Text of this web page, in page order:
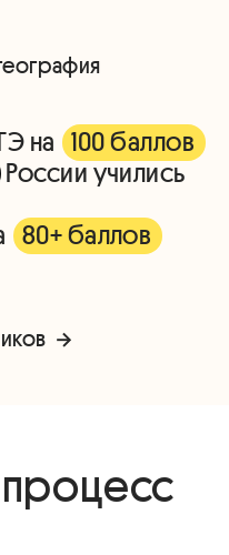
на
100 баллов
России учились
80+ баллов